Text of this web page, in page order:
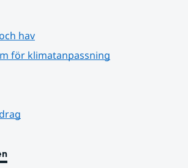
hav
för klimatanpassning